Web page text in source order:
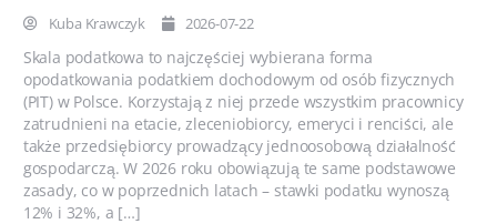
Kuba Krawczyk 2026-07-22
Skala podatkowa to najczęściej wybierana forma
opodatkowania podatkiem dochodowym od osób fizycznych
(PIT) w Polsce. Korzystają z niej przede wszystkim pracownicy
zatrudnieni na etacie, zleceniobiorcy, emeryci i renciści, ale
także przedsiębiorcy prowadzący jednoosobową działalność
gospodarczą. W 2026 roku obowiązują te same podstawowe
zasady, co w poprzednich latach – stawki podatku wynoszą
12% i 32%, a […]